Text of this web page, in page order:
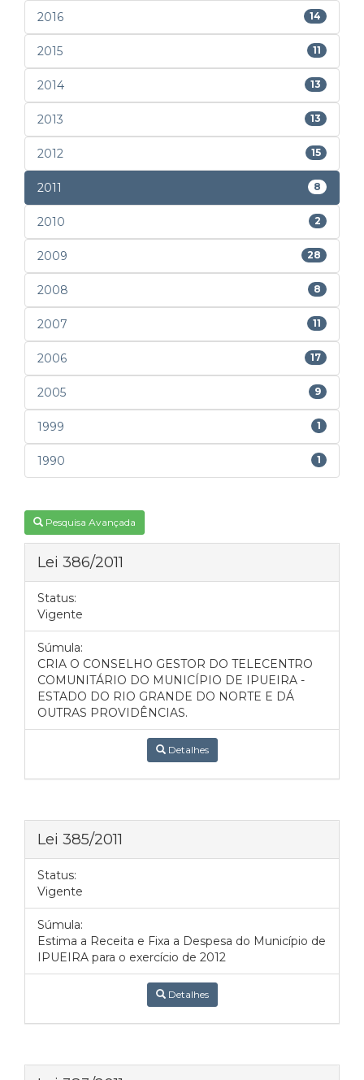
2016 14
2015 11
2014 13
2013 13
2012 15
2011 8
2010 2
2009 28
2008 8
2007 11
2006 17
2005 9
1999 1
1990 1
Pesquisa Avançada
Lei 386/2011
Status:
Vigente
Súmula:
CRIA O CONSELHO GESTOR DO TELECENTRO
COMUNITÁRIO DO MUNICÍPIO DE IPUEIRA -
ESTADO DO RIO GRANDE DO NORTE E DÁ
OUTRAS PROVIDÊNCIAS.
Detalhes
Lei 385/2011
Status:
Vigente
Súmula:
Estima a Receita e Fixa a Despesa do Município de
IPUEIRA para o exercício de 2012
Detalhes